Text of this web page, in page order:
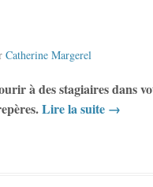
Catherine Margerel
à des stagiaires dans
Lire la suite →